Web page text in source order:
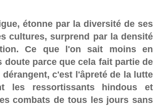
étonne par la diversité de ses
cultures, surprend par la densité
Ce que l'on sait moins en
doute parce que cela fait partie de
c'est l'âpreté de la lutte
les ressortissants hindous et
combats de tous les jours sans